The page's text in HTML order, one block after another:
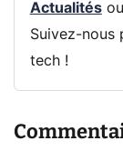
Actualités
Suivez-nous
tech !